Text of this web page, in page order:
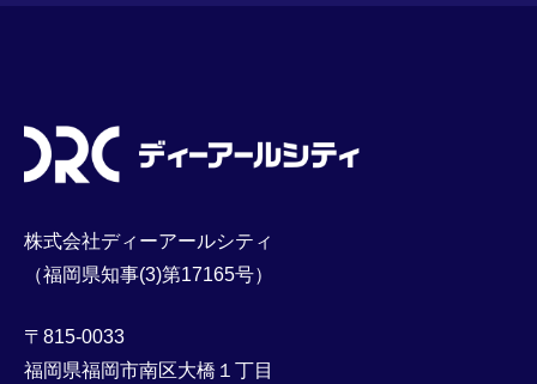
株式会社ディーアールシティ
（福岡県知事(3)第17165号）
〒815-0033
福岡県福岡市南区大橋１丁目